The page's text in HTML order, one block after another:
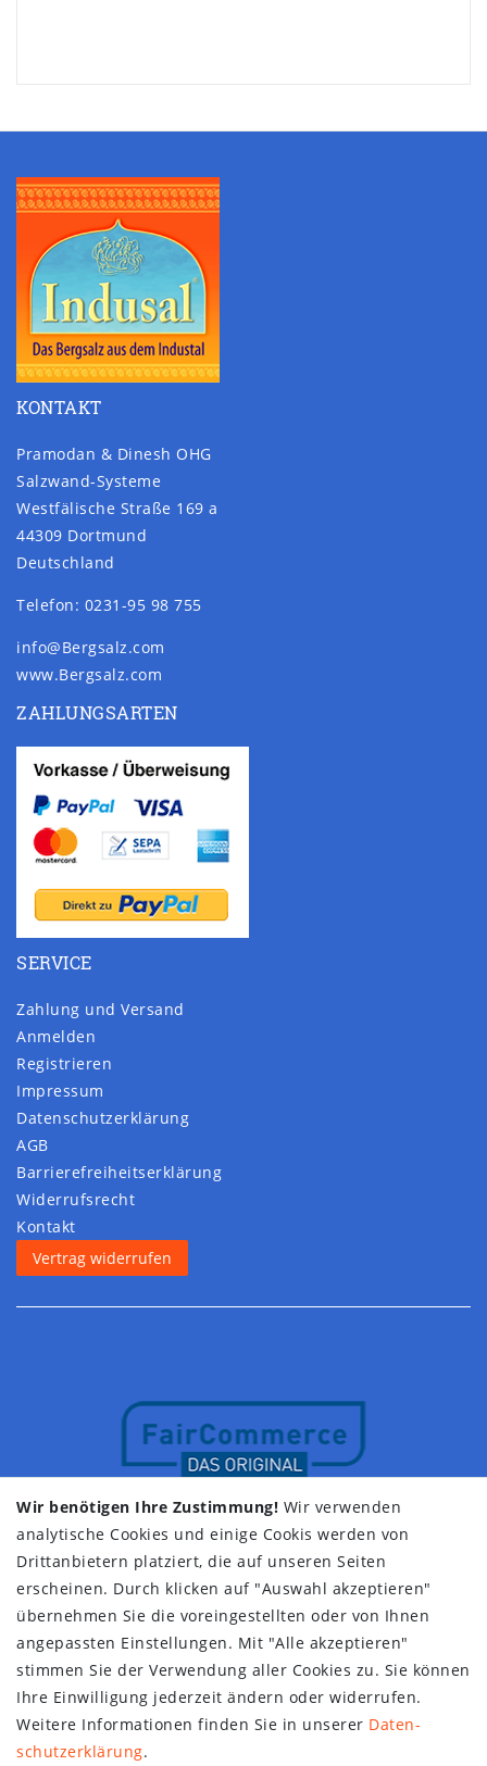
KONTAKT
Pramodan & Dinesh OHG
Salzwand-Systeme
Westfälische Straße 169 a
44309 Dortmund
Deutschland
Telefon: 0231-95 98 755
info@Bergsalz.com
www.Bergsalz.com
ZAHLUNGSARTEN
SERVICE
Zahlung und Versand
Anmelden
Registrieren
Impressum
Daten­schutz­erklärung
AGB
Barrierefreiheitserklärung
Widerrufs­recht
Kontakt
Vertrag widerrufen
Wir benötigen Ihre Zustimmung! Wir verwenden
analytische Cookies und einige Cookis werden von
Drittanbietern platziert, die auf unseren Seiten
erscheinen. Durch klicken auf "Auswahl akzeptieren"
übernehmen Sie die voreingestellten oder von Ihnen
angepassten Einstellungen. Mit "Alle akzeptieren"
stimmen Sie der Verwendung aller Cookies zu. Sie können
Ihre Einwilligung jederzeit ändern oder widerrufen.
Weitere Informationen finden Sie in unserer Daten­
schutz­erklärung.